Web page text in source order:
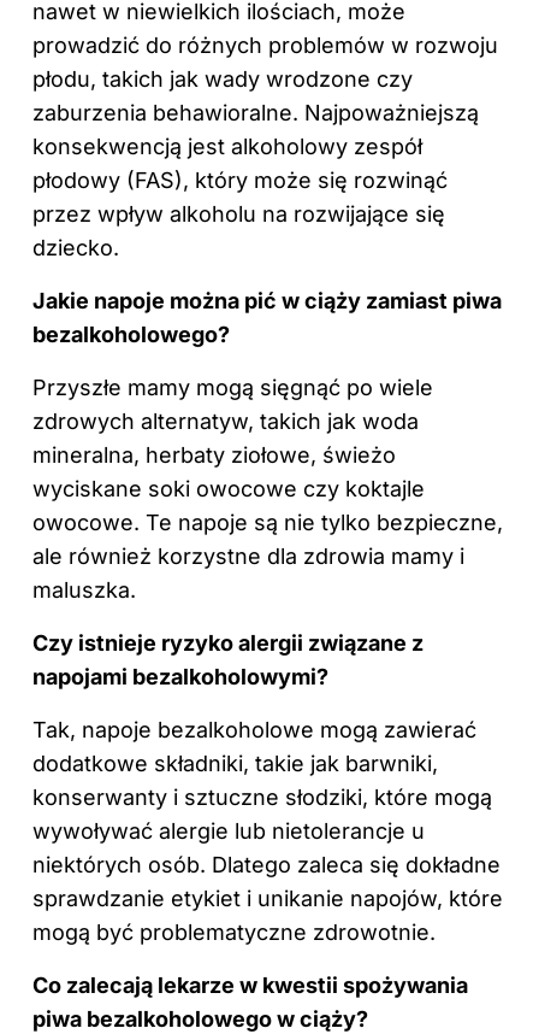
nawet w niewielkich ilościach, może
prowadzić do różnych problemów w rozwoju
płodu, takich jak wady wrodzone czy
zaburzenia behawioralne. Najpoważniejszą
konsekwencją jest alkoholowy zespół
płodowy (FAS), który może się rozwinąć
przez wpływ alkoholu na rozwijające się
dziecko.
Jakie napoje można pić w ciąży zamiast piwa
bezalkoholowego?
Przyszłe mamy mogą sięgnąć po wiele
zdrowych alternatyw, takich jak woda
mineralna, herbaty ziołowe, świeżo
wyciskane soki owocowe czy koktajle
owocowe. Te napoje są nie tylko bezpieczne,
ale również korzystne dla zdrowia mamy i
maluszka.
Czy istnieje ryzyko alergii związane z
napojami bezalkoholowymi?
Tak, napoje bezalkoholowe mogą zawierać
dodatkowe składniki, takie jak barwniki,
konserwanty i sztuczne słodziki, które mogą
wywoływać alergie lub nietolerancje u
niektórych osób. Dlatego zaleca się dokładne
sprawdzanie etykiet i unikanie napojów, które
mogą być problematyczne zdrowotnie.
Co zalecają lekarze w kwestii spożywania
piwa bezalkoholowego w ciąży?